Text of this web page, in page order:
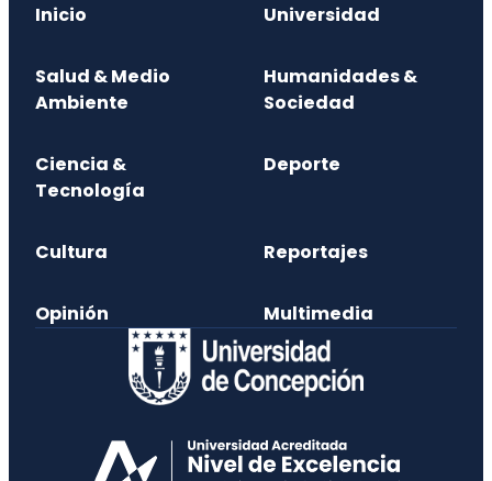
Inicio Universidad
Salud & Medio
Ambiente
Humanidades &
Sociedad
Ciencia &
Tecnología
Deporte
Cultura Reportajes
Opinión Multimedia